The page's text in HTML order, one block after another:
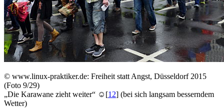
© www.linux-praktiker.de: Freiheit statt Angst, Düsseldorf 2015
(Foto 9/29)
„Die Karawane zieht weiter“ ☺ [12] (bei sich langsam besserndem
Wetter)